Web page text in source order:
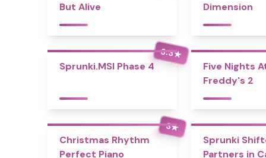
But Alive
Dimension
3.3★
Sprunki.MSI Phase 4
Five Nights
Freddy's 2
3★
Christmas Rhythm
Perfect Piano
Sprunki
Partners in